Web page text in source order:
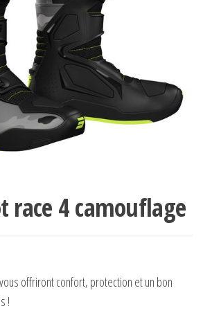
race 4 camouflage
offriront confort, protection et un bon
!